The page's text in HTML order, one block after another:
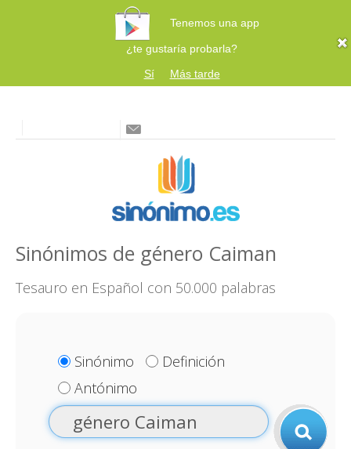
Tenemos una app
¿te gustaría probarla?
Sí
Más tarde
Sinónimos de género Caiman
Tesauro en Español con 50.000 palabras
Sinónimo
Definición
Antónimo